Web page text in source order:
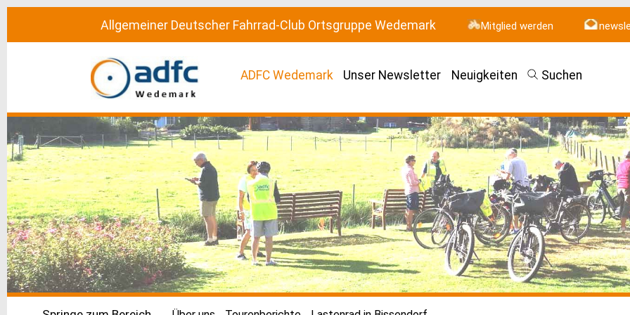
Allgemeiner Deutscher Fahrrad-Club Ortsgruppe Wedemark Mitglied werden
ADFC Wedemark Unser Newsletter Neuigkeiten Suchen